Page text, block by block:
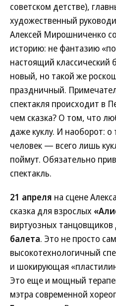
советском детстве),
художественный
Алексей Мирошниченко
историю: не фантазию
настоящий
новый, но такой же
праздничный.
спектакля происходит в
чем сказка? О том, что
даже куклу. И наоборот:
человек — всего лишь
поймут. Обязательно
спектакль.
21 апреля на сцене
сказка для взрослых
виртуозных танцовщиков
балета. Это не просто
высокотехнологичный
и шокирующая
Это еще и мощный
мэтра современной